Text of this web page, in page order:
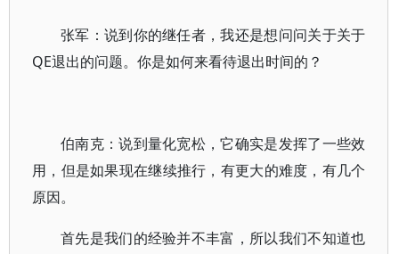
张军：说到你的继任者，我还是想问问关于关于
QE退出的问题。你是如何来看待退出时间的？
伯南克：说到量化宽松，它确实是发挥了一些效
用，但是如果现在继续推行，有更大的难度，有几个
原因。
首先是我们的经验并不丰富，所以我们不知道也